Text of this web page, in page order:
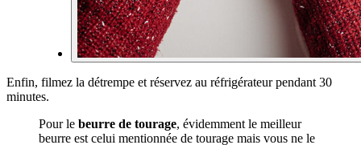
Enfin, filmez la détrempe et réservez au réfrigérateur pendant 30
minutes.
Pour le beurre de tourage, évidemment le meilleur
beurre est celui mentionnée de tourage mais vous ne le